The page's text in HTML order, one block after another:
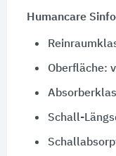
Humancare
Oberfläche:
Schall-